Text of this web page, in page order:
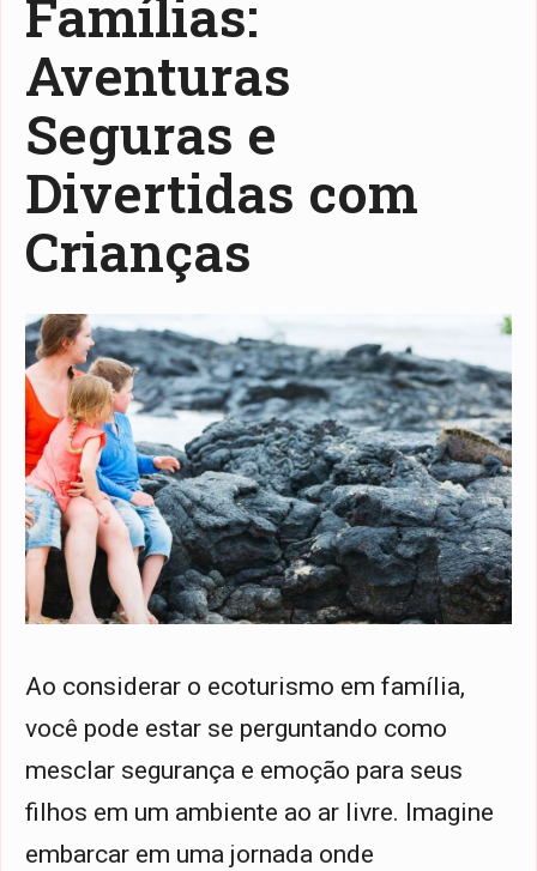
Famílias:
Aventuras
Seguras e
Divertidas com
Crianças
Ao considerar o ecoturismo em família,
você pode estar se perguntando como
mesclar segurança e emoção para seus
filhos em um ambiente ao ar livre. Imagine
embarcar em uma jornada onde